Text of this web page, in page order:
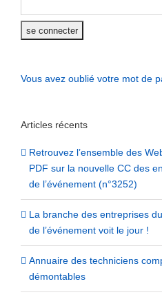
Vous avez oublié votre mot de
Articles récents
Retrouvez l’ensemble des
PDF sur la nouvelle CC des
de l’événement (n°3252)
La branche des entreprises
de l’événement voit le jour !
Annuaire des techniciens
démontables